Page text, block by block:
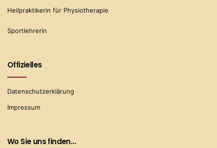
Heilpraktikerin für Physiotherapie
Sportlehrerin
Offizielles
Datenschutzerklärung
Impressum
Wo Sie uns finden…